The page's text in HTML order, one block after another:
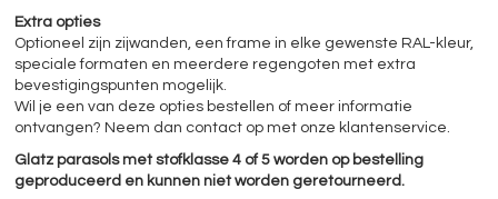
Extra opties
Optioneel zijn zijwanden, een frame in elke gewenste RAL-kleur,
speciale formaten en meerdere regengoten met extra
bevestigingspunten mogelijk.
Wil je een van deze opties bestellen of meer informatie
ontvangen? Neem dan contact op met onze klantenservice.
Glatz parasols met stofklasse 4 of 5 worden op bestelling
geproduceerd en kunnen niet worden geretourneerd.